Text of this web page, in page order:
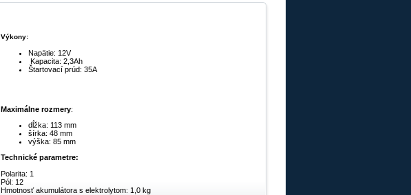
Výkony:
Napätie: 12V
Kapacita: 2,3Ah
Štartovací prúd: 35A
Maximálne rozmery:
dĺžka: 113 mm
šírka: 48 mm
výška: 85 mm
Technické parametre:
Polarita: 1
Pól: 12
Hmotnosť akumulátora s elektrolytom: 1,0 kg